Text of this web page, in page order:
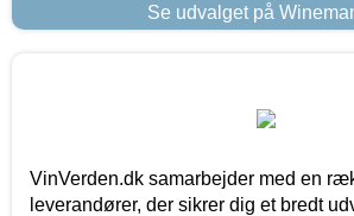
Se udvalget på
VinVerden.dk samarbejder med en
leverandører, der sikrer dig et bredt